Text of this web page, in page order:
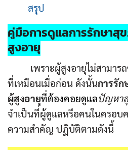
สรุป
คู่มือการดูแลการรักษาสุ
สูงอายุ
เพราะผู้สูงอายุไม่สามารถ
ที่เหมือนเมื่อก่อน ดังนั้นการรั
ผู้สูงอายุที่ต้องคอยดูแลปัญหา
จำเป็นที่ผู้ดูแลหรือคนในครอบ
ความสำคัญ ปฏิบัติตามดังนี้